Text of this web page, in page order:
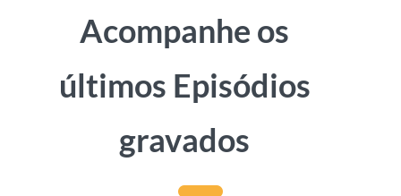
Acompanhe os
últimos Episódios
gravados